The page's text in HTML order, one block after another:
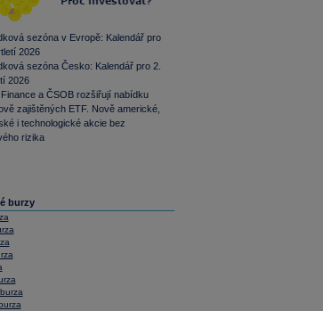
sezóna v Evropě: Kalendář pro
2026
sezóna Česko: Kalendář pro 2.
2026
Finance a ČSOB rozšiřují nabídku
zajištěných ETF. Nově americké,
i technologické akcie bez
rizika
burzy